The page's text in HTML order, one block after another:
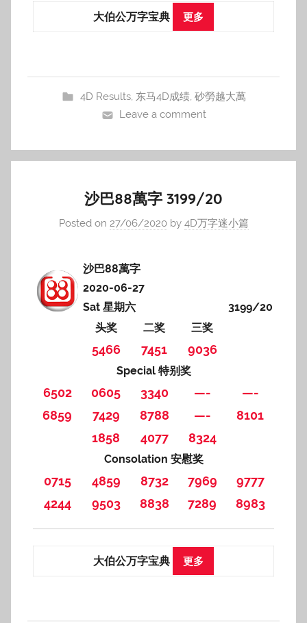
大伯公万字宝典 更多
4D Results, 东马4D成绩, 砂勞越大萬
Leave a comment
沙巴88萬字 3199/20
Posted on 27/06/2020by 4D万字迷小篇
沙巴88萬字
2020-06-27
Sat 星期六
3199/20
头奖
二奖 三奖
5466 7451 9036
Special 特别奖
6502 0605 3340 —-
—-
6859
7429 8788 —-
8101
1858
4077 8324
Consolation 安慰奖
0715 4859 8732 7969
9777
4244
9503 8838 7289 8983
大伯公万字宝典 更多